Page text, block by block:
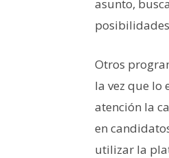
asunto,
Otros
la vez que lo
atención la
en
utilizar la